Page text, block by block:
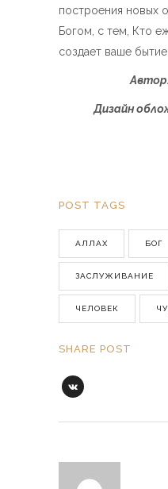
построения новых
Богом, с тем, Кто
создает ваше бытие.
Дизайн
POST TAGS
АЛЛАХ БОГ
ЗАСЛУЖИВАНИЕ
ЧЕЛОВЕК
SHARE POST